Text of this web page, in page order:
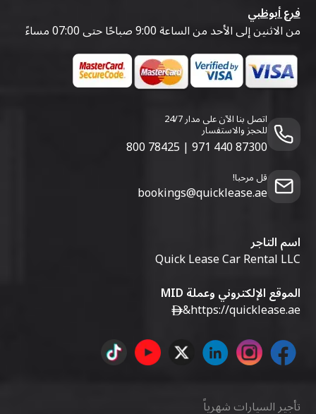
فرع أبوظبي
من الاثنين إلى الأحد من الساعة 9:00 صباحًا حتى 07:00 مساءً
اتصل بنا الآن على مدار 24/7
للحجز والاستفسار
800 78425 | 971 440 87300
قل مرحبا!
bookings@quicklease.ae
اسم التاجر
Quick Lease Car Rental LLC
الموقع الإلكتروني وعملة MID
https://quicklease.ae
&
تأجير السيارات شهرياً